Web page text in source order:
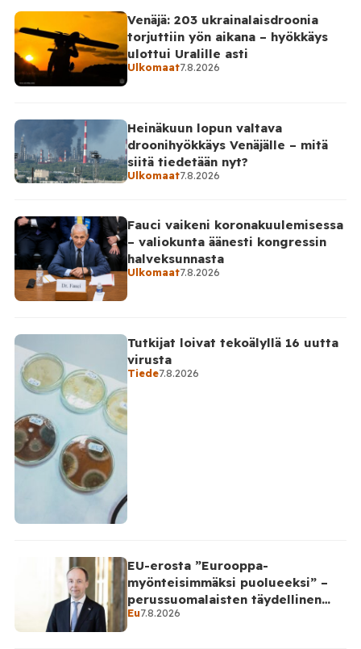
Venäjä: 203 ukrainalaisdroonia
torjuttiin yön aikana – hyökkäys
ulottui Uralille asti
Ulkomaat7.8.2026
Heinäkuun lopun valtava
droonihyökkäys Venäjälle – mitä
siitä tiedetään nyt?
Ulkomaat7.8.2026
Fauci vaikeni koronakuulemisessa
– valiokunta äänesti kongressin
halveksunnasta
Ulkomaat7.8.2026
Tutkijat loivat tekoälyllä 16 uutta
virusta
Tiede7.8.2026
EU-erosta ”Eurooppa-
myönteisimmäksi puolueeksi” –
perussuomalaisten täydellinen
takinkääntö
Eu7.8.2026